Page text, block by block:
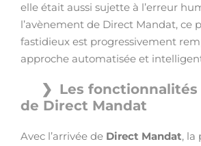
elle était aussi sujette à l’erreur
l’avènement de Direct Mandat, ce
fastidieux est progressivement
approche automatisée et
Les
de Direct Mandat
Avec l’arrivée de Direct Mandat, la